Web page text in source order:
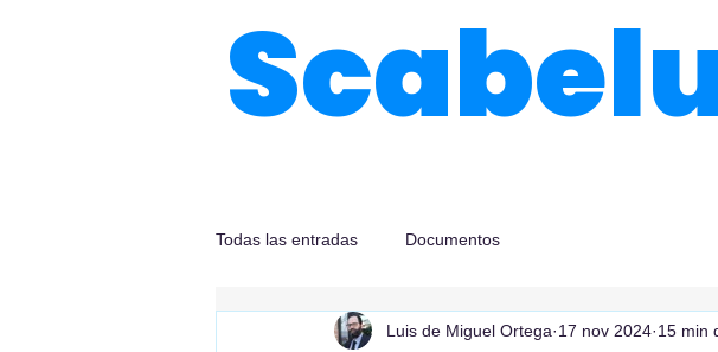
Todas las entradas Documentos
Luis de Miguel Ortega 17 nov 2024 15 min